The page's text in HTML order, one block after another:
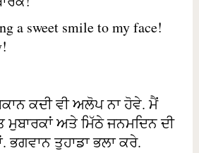
a sweet smile to my face!
ਕਦੀ ਵੀ ਅਲੋਪ ਨਾ ਹੋਵੇ. ਮੈਂ
ਮੁਬਾਰਕਾਂ ਅਤੇ ਮਿੱਠੇ ਜਨਮਦਿਨ ਦੀ
ਭਗਵਾਨ ਤੁਹਾਡਾ ਭਲਾ ਕਰੇ.